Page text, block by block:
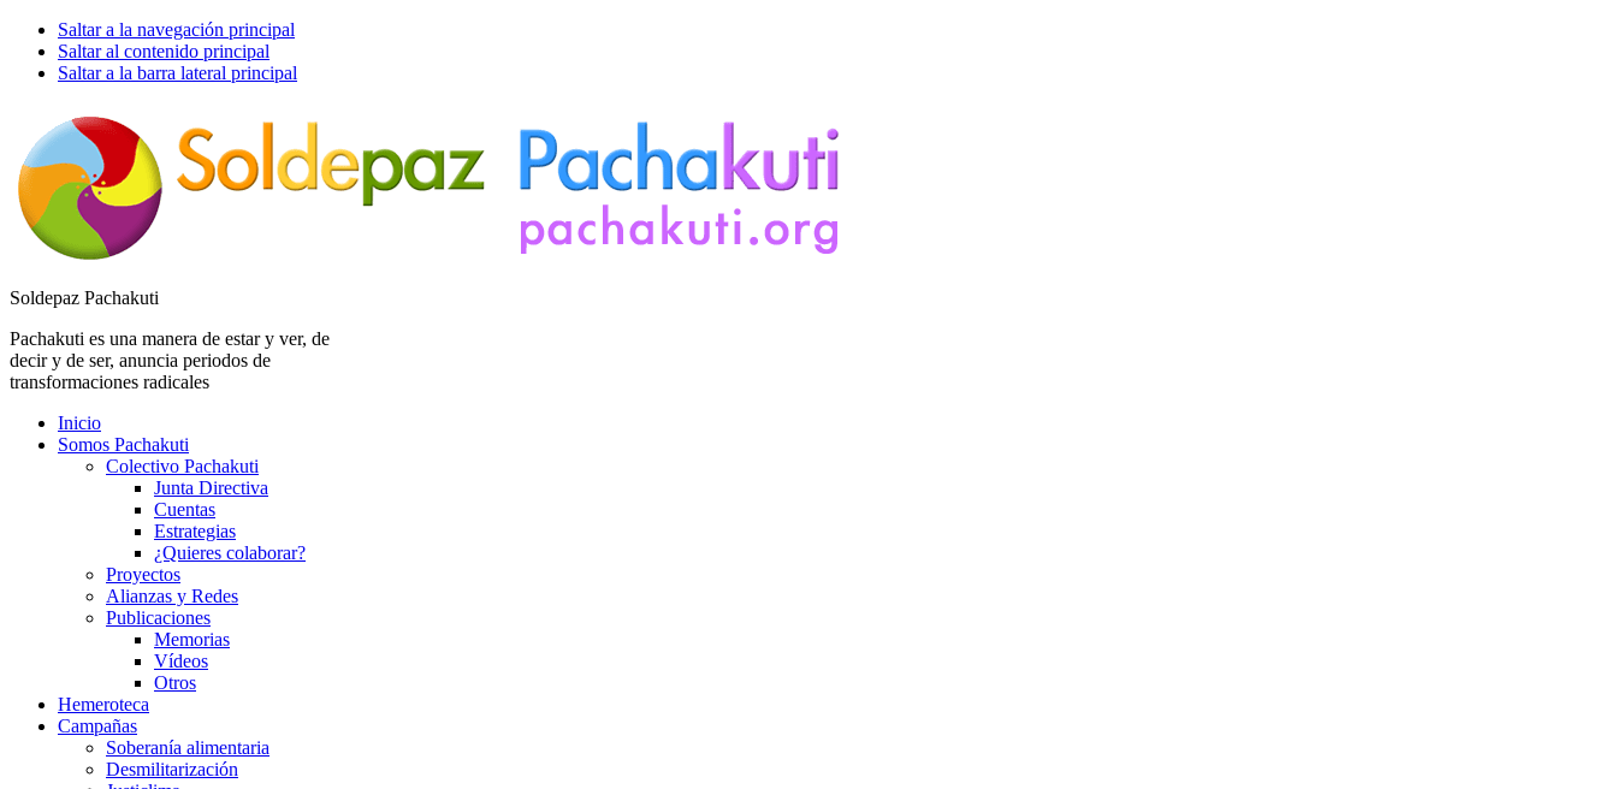
Saltar a la navegación principal
Saltar al contenido principal
Saltar a la barra lateral principal
Soldepaz Pachakuti
Pachakuti es una manera de estar y ver, de
decir y de ser, anuncia periodos de
transformaciones radicales
Inicio
Somos Pachakuti
Colectivo Pachakuti
Junta Directiva
Cuentas
Estrategias
¿Quieres colaborar?
Proyectos
Alianzas y Redes
Publicaciones
Memorias
Vídeos
Otros
Hemeroteca
Campañas
Soberanía alimentaria
Desmilitarización